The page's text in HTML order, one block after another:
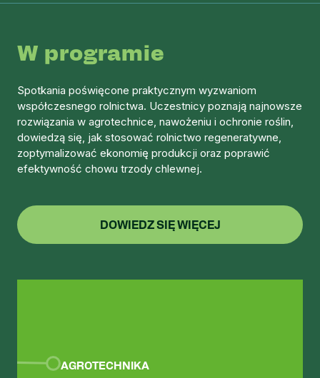
W programie
Spotkania poświęcone praktycznym wyzwaniom
współczesnego rolnictwa. Uczestnicy poznają najnowsze
rozwiązania w agrotechnice, nawożeniu i ochronie roślin,
dowiedzą się, jak stosować rolnictwo regeneratywne,
zoptymalizować ekonomię produkcji oraz poprawić
efektywność chowu trzody chlewnej.
DOWIEDZ SIĘ WIĘCEJ
AGROTECHNIKA